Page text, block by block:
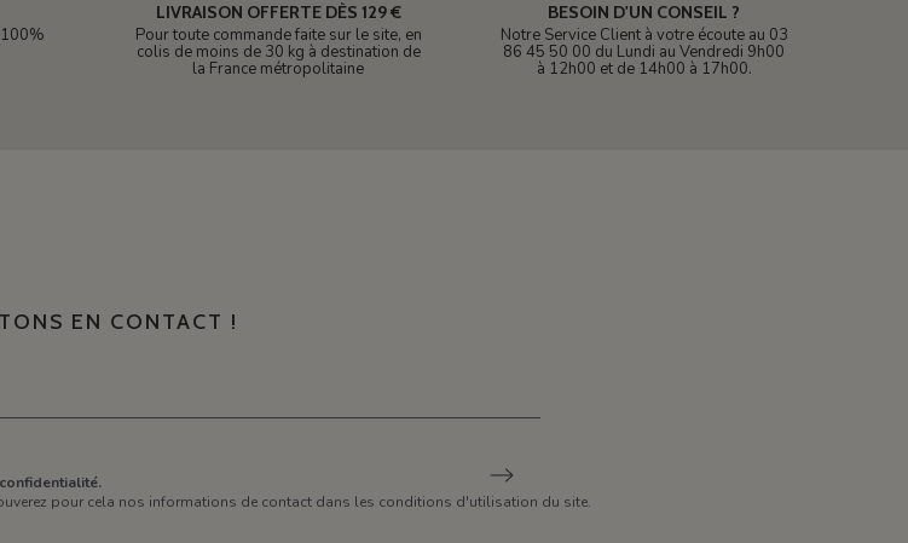
LIVRAISON OFFERTE DÈS 129 €
Pour toute commande faite sur le site, en
colis de moins de 30 kg à destination de
la France métropolitaine
BESOIN D'UN CONSEIL ?
Notre Service Client à votre écoute au 03
86 45 50 00 du Lundi au Vendredi 9h00
à 12h00 et de 14h00 à 17h00.
EN CONTACT !
pour cela nos informations de contact dans les conditions d'utilisation du site.